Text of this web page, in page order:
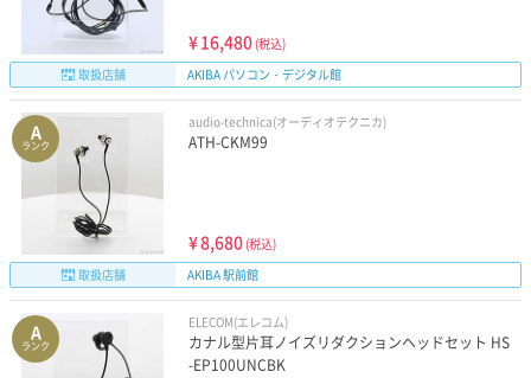
¥16,480 (税込)
取扱店舗
AKIBA パソコン・デジタル館
A
ランク
audio-technica(オーディオテクニカ)
ATH-CKM99
¥8,680 (税込)
取扱店舗
AKIBA 駅前館
A
ランク
ELECOM(エレコム)
カナル型片耳ノイズリダクションヘッドセット HS
-EP100UNCBK